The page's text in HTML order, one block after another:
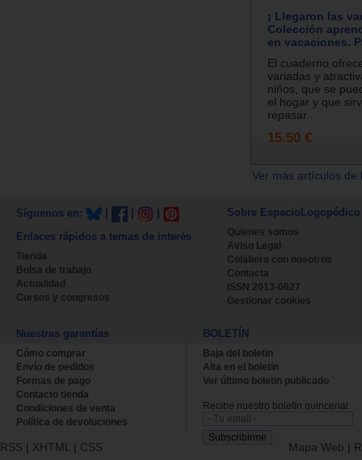
¡ Llegaron las
Colección
en vacaciones.
El cuaderno
variadas y
niños, que se
el hogar y que
repasar...
15.50 €
Ver más artículos
Síguenos en:
Enlaces rápidos a temas de interés
Tienda
Bolsa de trabajo
Actualidad
Cursos y congresos
Sobre EspacioLogopédico
Quienes somos
Aviso Legal
Colabora con nosotros
Contacta
ISSN 2013-0627
Gestionar cookies
Nuestras garantías
Cómo comprar
Envío de pedidos
Formas de pago
Contacto tienda
Condiciones de venta
Política de devoluciones
BOLETÍN
Baja del boletin
Alta en el boletin
Ver último boletin publicado
Recibe nuestro boletín quincenal.
RSS | XHTML | CSS Mapa Web |